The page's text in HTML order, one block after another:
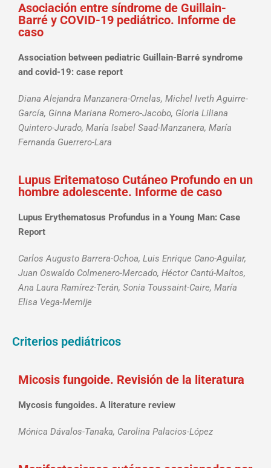
Asociación entre síndrome de Guillain-
Barré y COVID-19 pediátrico. Informe de
caso
Association between pediatric Guillain-Barré syndrome
and covid-19: case report
Diana Alejandra Manzanera-Ornelas, Michel Iveth Aguirre-
García, Ginna Mariana Romero-Jacobo, Gloria Liliana
Quintero-Jurado, María Isabel Saad-Manzanera, María
Fernanda Guerrero-Lara
Lupus Eritematoso Cutáneo Profundo en un
hombre adolescente. Informe de caso
Lupus Erythematosus Profundus in a Young Man: Case
Report
Carlos Augusto Barrera-Ochoa, Luis Enrique Cano-Aguilar,
Juan Oswaldo Colmenero-Mercado, Héctor Cantú-Maltos,
Ana Laura Ramírez-Terán, Sonia Toussaint-Caire, María
Elisa Vega-Memije
Criterios pediátricos
Micosis fungoide. Revisión de la literatura
Mycosis fungoides. A literature review
Mónica Dávalos-Tanaka, Carolina Palacios-López